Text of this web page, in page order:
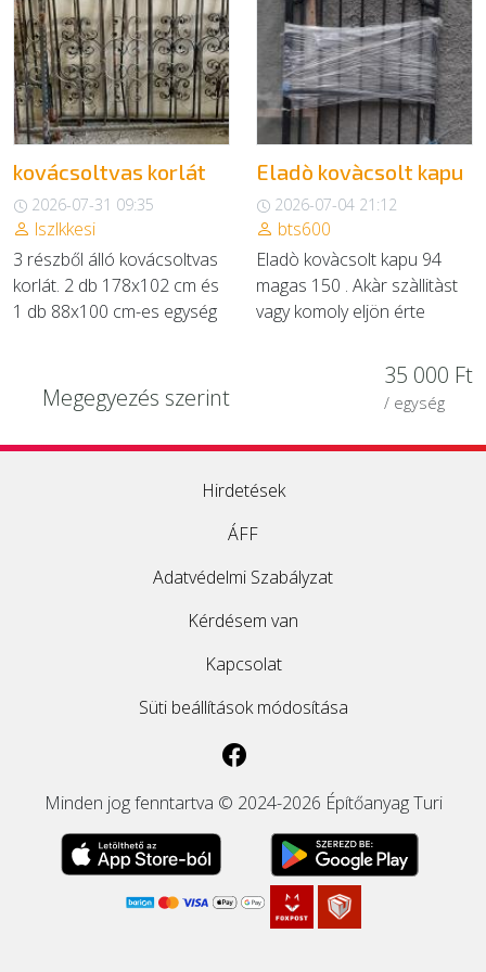
EGYÉB
SZOLGÁLTATÓK
kovácsoltvas korlát
2026-07-31 09:35
lszlkkesi
3 részből álló kovácsoltvas
korlát. 2 db 178x102 cm és
1 db 88x100 cm-es egység
Megegyezés szerint
Eladò kovàcsolt kapu
2026-07-04 21:12
bts600
Eladò kovàcsolt kapu 94
magas 150 . Akàr szàllitàst
vagy komoly eljön érte
35 000 Ft
/ egység
Hirdetések
ÁFF
Adatvédelmi Szabályzat
Kérdésem van
Kapcsolat
Süti beállítások módosítása
Minden jog fenntartva © 2024-2026 Építőanyag Turi